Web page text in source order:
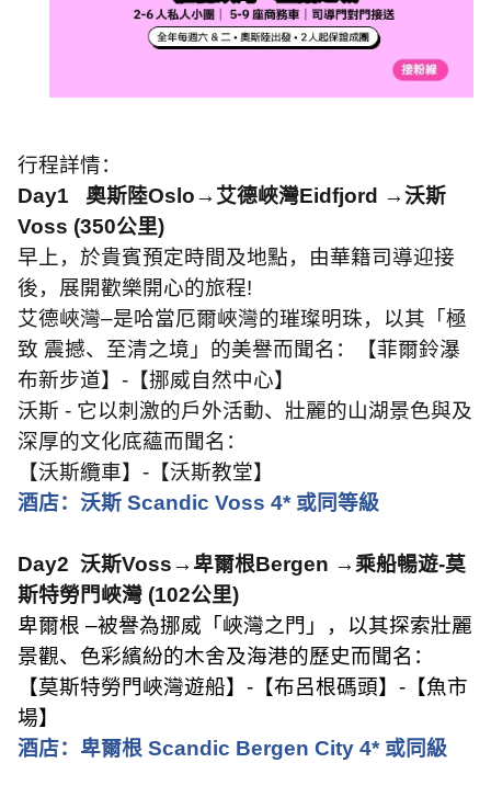
行程詳情：
Day1 奧斯陸Oslo→艾德峽灣Eidfjord →沃斯
Voss (350公里)
早上，於貴賓預定時間及地點，由華籍司導迎接
後，展開歡樂開心的旅程!
艾德峽灣–是哈當厄爾峽灣的璀璨明珠，以其「極
致 震撼、至清之境」的美譽而聞名：【菲爾鈴瀑
布新步道】 - 【挪威自然中心】
沃斯 - 它以刺激的戶外活動、壯麗的山湖景色與及
深厚的文化底蘊而聞名：
【沃斯纜車】 - 【沃斯教堂】
酒店：沃斯 Scandic Voss 4* 或同等級
Day2 沃斯Voss→卑爾根Bergen →乘船暢遊-莫
斯特勞門峽灣 (102公里)
卑爾根 –被譽為挪威「峽灣之門」，以其探索壯麗
景觀、色彩繽紛的木舍及海港的歷史而聞名：
【莫斯特勞門峽灣遊船】 - 【布呂根碼頭】 - 【魚市
場】
酒店：卑爾根 Scandic Bergen City 4* 或同級